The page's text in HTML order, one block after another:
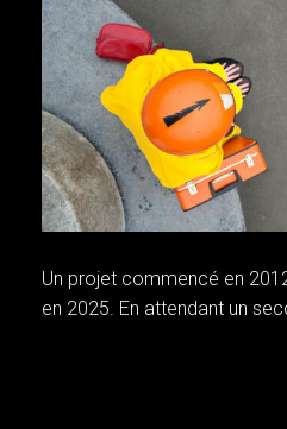
Un projet commencé en
en 2025. En attendant un